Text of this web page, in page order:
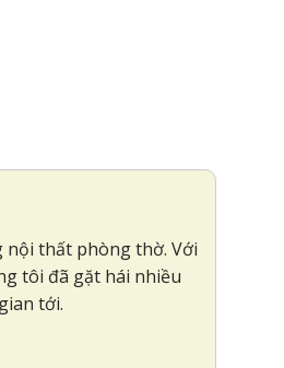
nội thất phòng thờ. Với
tôi đã gặt hái nhiều
tới.